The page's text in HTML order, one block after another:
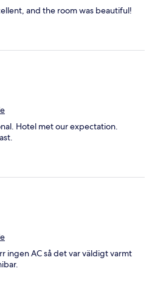
and the room was beautiful!
Hotel met our expectation.
ingen AC så det var väldigt varmt